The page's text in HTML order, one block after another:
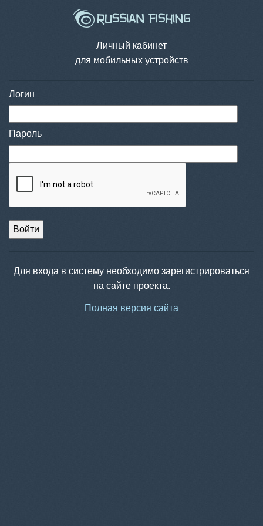
Личный кабинет
для мобильных устройств
Логин
Пароль
Войти
Для входа в систему необходимо зарегистрироваться
на сайте проекта.
Полная версия сайта